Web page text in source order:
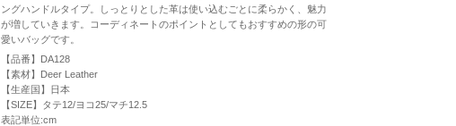
ングハンドルタイプ。しっとりとした革は使い込むごとに柔らかく、魅力
が増していきます。コーディネートのポイントとしてもおすすめの形の可
愛いバッグです。
【品番】DA128
【素材】Deer Leather
【生産国】日本
【SIZE】タテ12/ヨコ25/マチ12.5
表記単位:cm